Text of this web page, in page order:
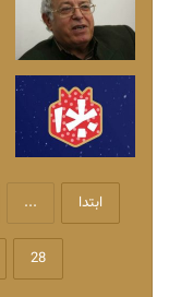
ابتدا ...
28